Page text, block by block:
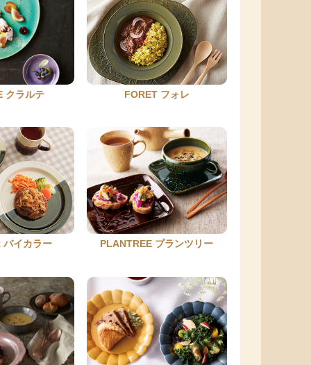
クラルテ FORET フォレ
バイカラー PLANTREE プランツリー